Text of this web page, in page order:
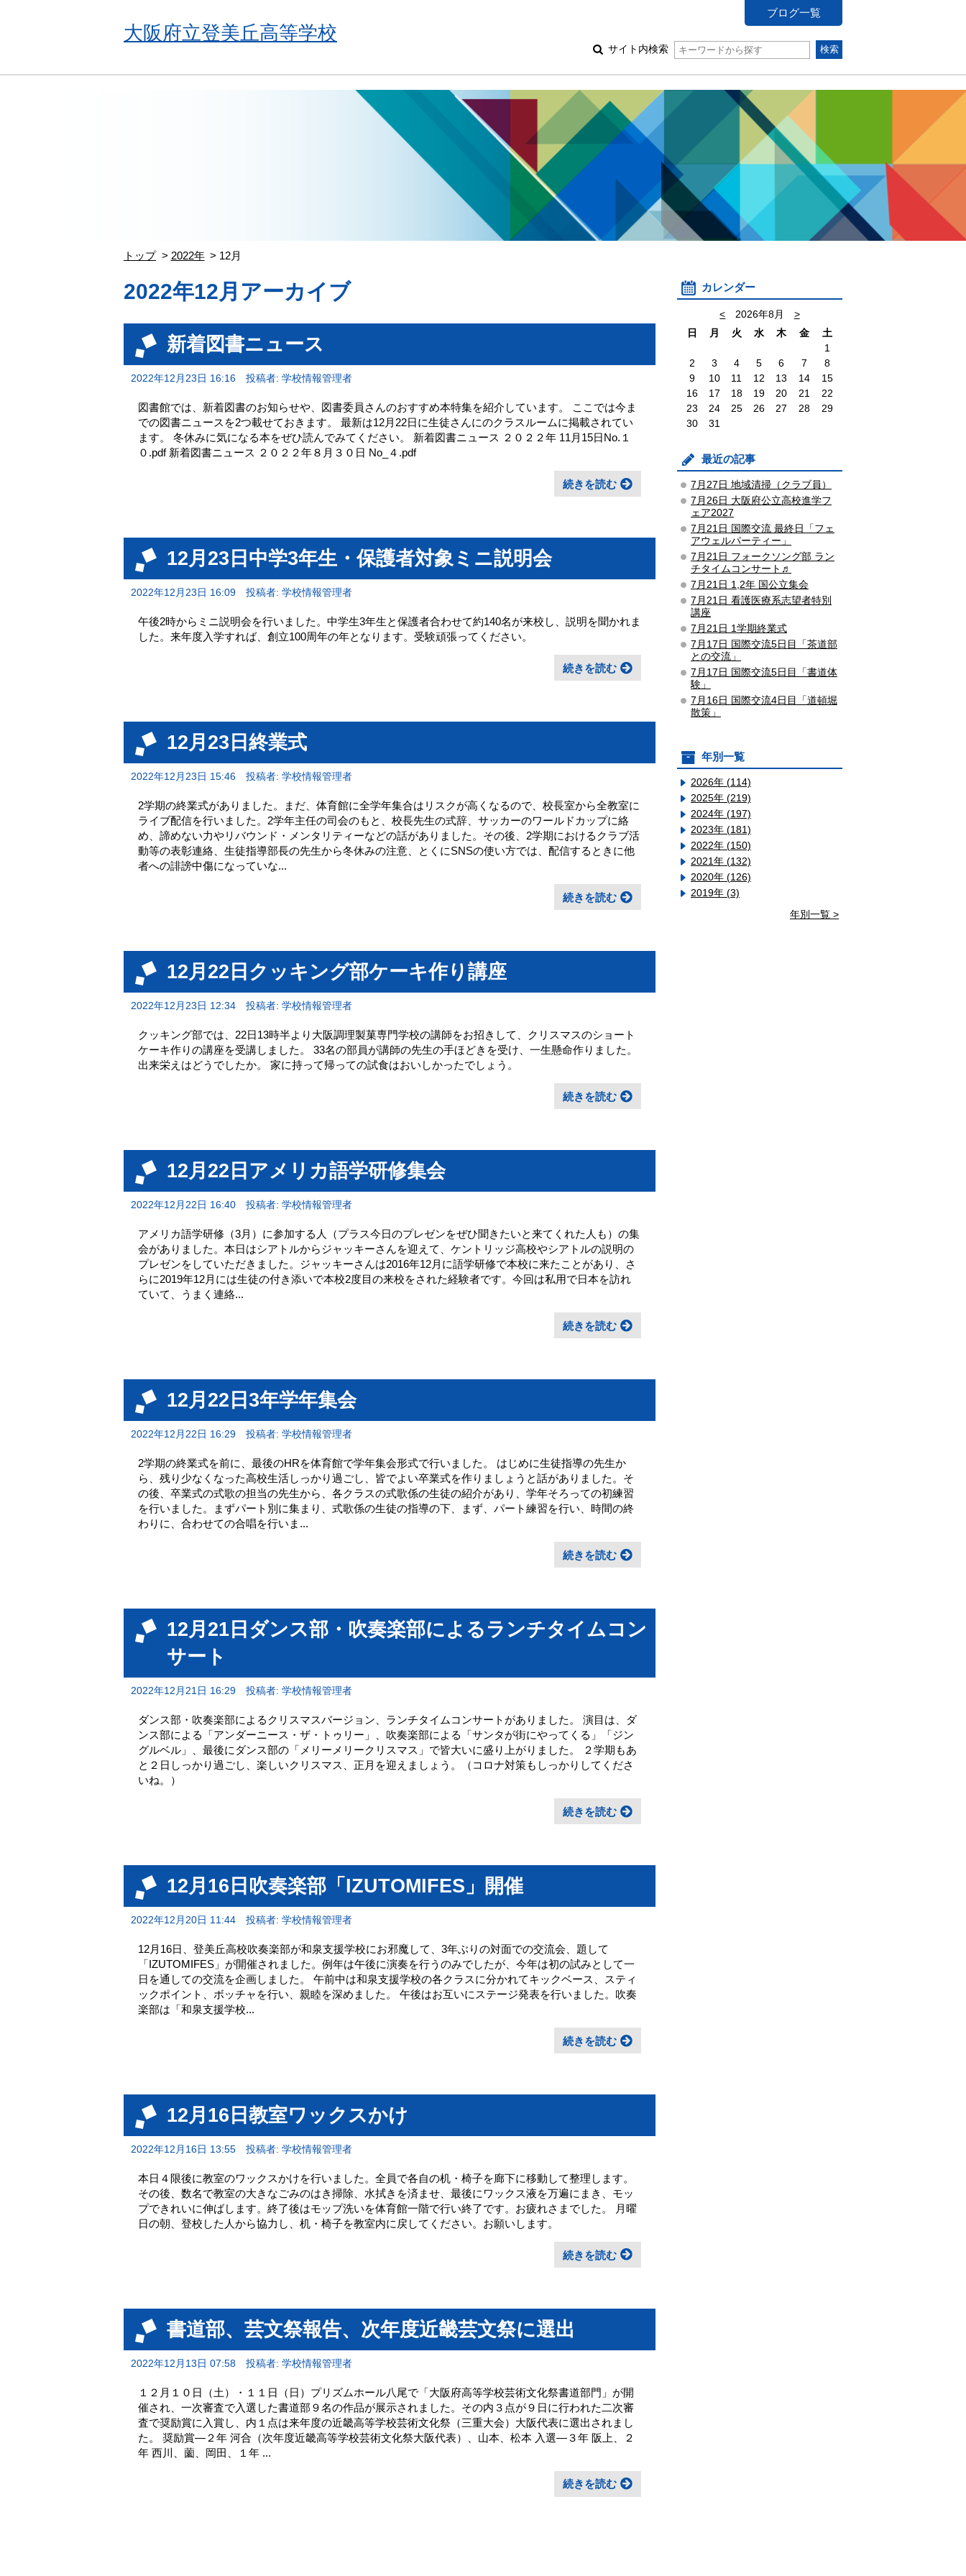
大阪府立登美丘高等学校
ブログ一覧
サイト内検索
トップ 2022年 12月
2022年12月アーカイブ
新着図書ニュース
2022年12月23日 16:16 投稿者: 学校情報管理者
図書館では、新着図書のお知らせや、図書委員さんのおすすめ本特集を紹介しています。 ここでは今ま
での図書ニュースを2つ載せておきます。 最新は12月22日に生徒さんにのクラスルームに掲載されてい
ます。 冬休みに気になる本をぜひ読んでみてください。 新着図書ニュース ２０２２年 11月15日No.１
０.pdf 新着図書ニュース ２０２２年８月３０日 No_４.pdf
続きを読む
12月23日中学3年生・保護者対象ミニ説明会
2022年12月23日 16:09 投稿者: 学校情報管理者
午後2時からミニ説明会を行いました。中学生3年生と保護者合わせて約140名が来校し、説明を聞かれま
した。来年度入学すれば、創立100周年の年となります。受験頑張ってください。
続きを読む
12月23日終業式
2022年12月23日 15:46 投稿者: 学校情報管理者
2学期の終業式がありました。まだ、体育館に全学年集合はリスクが高くなるので、校長室から全教室に
ライブ配信を行いました。2学年主任の司会のもと、校長先生の式辞、サッカーのワールドカップに絡
め、諦めない力やリバウンド・メンタリティーなどの話がありました。その後、2学期におけるクラブ活
動等の表彰連絡、生徒指導部長の先生から冬休みの注意、とくにSNSの使い方では、配信するときに他
者への誹謗中傷になっていな...
続きを読む
12月22日クッキング部ケーキ作り講座
2022年12月23日 12:34 投稿者: 学校情報管理者
クッキング部では、22日13時半より大阪調理製菓専門学校の講師をお招きして、クリスマスのショート
ケーキ作りの講座を受講しました。 33名の部員が講師の先生の手ほどきを受け、一生懸命作りました。
出来栄えはどうでしたか。 家に持って帰っての試食はおいしかったでしょう。
続きを読む
12月22日アメリカ語学研修集会
2022年12月22日 16:40 投稿者: 学校情報管理者
アメリカ語学研修（3月）に参加する人（プラス今日のプレゼンをぜひ聞きたいと来てくれた人も）の集
会がありました。本日はシアトルからジャッキーさんを迎えて、ケントリッジ高校やシアトルの説明の
プレゼンをしていただきました。ジャッキーさんは2016年12月に語学研修で本校に来たことがあり、さ
らに2019年12月には生徒の付き添いで本校2度目の来校をされた経験者です。今回は私用で日本を訪れ
ていて、うまく連絡...
続きを読む
12月22日3年学年集会
2022年12月22日 16:29 投稿者: 学校情報管理者
2学期の終業式を前に、最後のHRを体育館で学年集会形式で行いました。 はじめに生徒指導の先生か
ら、残り少なくなった高校生活しっかり過ごし、皆でよい卒業式を作りましょうと話がありました。そ
の後、卒業式の式歌の担当の先生から、各クラスの式歌係の生徒の紹介があり、学年そろっての初練習
を行いました。まずパート別に集まり、式歌係の生徒の指導の下、まず、パート練習を行い、時間の終
わりに、合わせての合唱を行いま...
続きを読む
12月21日ダンス部・吹奏楽部によるランチタイムコン
サート
2022年12月21日 16:29 投稿者: 学校情報管理者
ダンス部・吹奏楽部によるクリスマスバージョン、ランチタイムコンサートがありました。 演目は、ダ
ンス部による「アンダーニース・ザ・トゥリー」、吹奏楽部による「サンタが街にやってくる」「ジン
グルベル」、最後にダンス部の「メリーメリークリスマス」で皆大いに盛り上がりました。 ２学期もあ
と２日しっかり過ごし、楽しいクリスマス、正月を迎えましょう。（コロナ対策もしっかりしてくださ
いね。）
続きを読む
12月16日吹奏楽部「IZUTOMIFES」開催
2022年12月20日 11:44 投稿者: 学校情報管理者
12月16日、登美丘高校吹奏楽部が和泉支援学校にお邪魔して、3年ぶりの対面での交流会、題して
「IZUTOMIFES」が開催されました。例年は午後に演奏を行うのみでしたが、今年は初の試みとして一
日を通しての交流を企画しました。 午前中は和泉支援学校の各クラスに分かれてキックベース、スティ
ックポイント、ボッチャを行い、親睦を深めました。 午後はお互いにステージ発表を行いました。吹奏
楽部は「和泉支援学校...
続きを読む
12月16日教室ワックスかけ
2022年12月16日 13:55 投稿者: 学校情報管理者
本日４限後に教室のワックスかけを行いました。全員で各自の机・椅子を廊下に移動して整理します。
その後、数名で教室の大きなごみのはき掃除、水拭きを済ませ、最後にワックス液を万遍にまき、モッ
プできれいに伸ばします。終了後はモップ洗いを体育館一階で行い終了です。お疲れさまでした。 月曜
日の朝、登校した人から協力し、机・椅子を教室内に戻してください。お願いします。
続きを読む
書道部、芸文祭報告、次年度近畿芸文祭に選出
2022年12月13日 07:58 投稿者: 学校情報管理者
１２月１０日（土）・１１日（日）プリズムホール八尾で「大阪府高等学校芸術文化祭書道部門」が開
催され、一次審査で入選した書道部９名の作品が展示されました。その内３点が９日に行われた二次審
査で奨励賞に入賞し、内１点は来年度の近畿高等学校芸術文化祭（三重大会）大阪代表に選出されまし
た。 奨励賞―２年 河合（次年度近畿高等学校芸術文化祭大阪代表）、山本、松本 入選―３年 阪上、２
年 西川、薗、岡田、１年 ...
続きを読む
カレンダー
< 2026年8月
>
日
月 火 水 木 金
土
1
2
3 4 5 6 7
8
9
10 11 12 13 14
15
16
17 18 19 20 21
22
23
24 25 26 27 28
29
30
31
最近の記事
7月27日 地域清掃（クラブ員）
7月26日 大阪府公立高校進学フ
ェア2027
7月21日 国際交流 最終日「フェ
アウェルパーティー」
7月21日 フォークソング部 ラン
チタイムコンサート♬
7月21日 1,2年 国公立集会
7月21日 看護医療系志望者特別
講座
7月21日 1学期終業式
7月17日 国際交流5日目「茶道部
との交流」
7月17日 国際交流5日目「書道体
験」
7月16日 国際交流4日目「道頓堀
散策」
年別一覧
2026年 (114)
2025年 (219)
2024年 (197)
2023年 (181)
2022年 (150)
2021年 (132)
2020年 (126)
2019年 (3)
年別一覧 >